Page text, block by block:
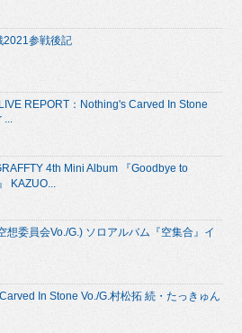
2021参戦後記
REPORT：Nothing's Carved In Stone
...
4th Mini Album 『Goodbye to
KAZUO...
想委員会Vo./G.) ソロアルバム『空集合』イ
In Stone Vo./G.村松拓 続・たっきゅん